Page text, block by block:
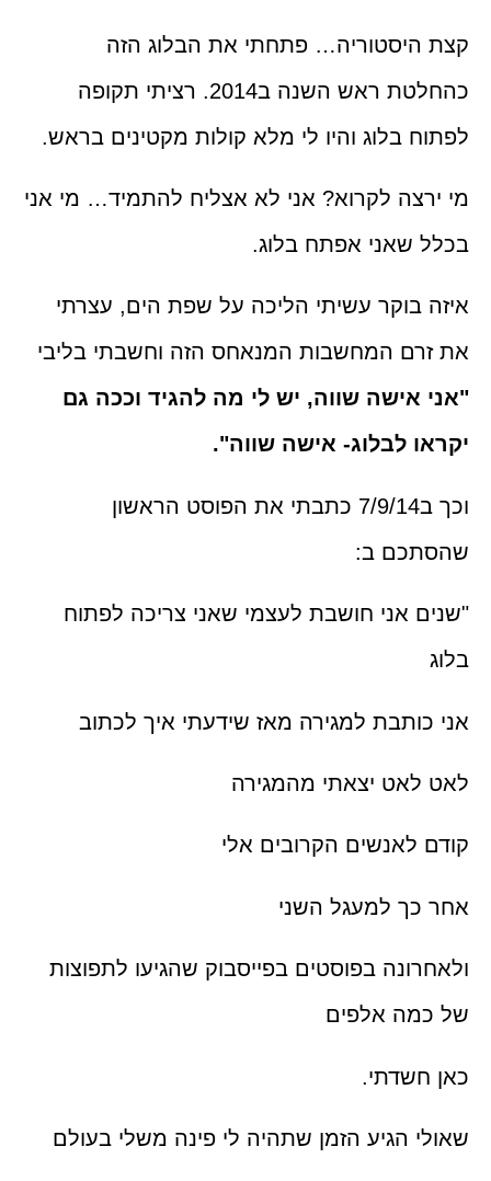
קצת היסטוריה… פתחתי את הבלוג הזה
כהחלטת ראש השנה ב2014. רציתי תקופה
לפתוח בלוג והיו לי מלא קולות מקטינים בראש.
מי ירצה לקרוא? אני לא אצליח להתמיד… מי אני
בכלל שאני אפתח בלוג.
איזה בוקר עשיתי הליכה על שפת הים, עצרתי
את זרם המחשבות המנאחס הזה וחשבתי בליבי
"אני אישה שווה, יש לי מה להגיד וככה גם
יקראו לבלוג- אישה שווה".
וכך ב7/9/14 כתבתי את הפוסט הראשון
שהסתכם ב:
"שנים אני חושבת לעצמי שאני צריכה לפתוח
בלוג
אני כותבת למגירה מאז שידעתי איך לכתוב
לאט לאט יצאתי מהמגירה
קודם לאנשים הקרובים אלי
אחר כך למעגל השני
ולאחרונה בפוסטים בפייסבוק שהגיעו לתפוצות
של כמה אלפים
כאן חשדתי.
שאולי הגיע הזמן שתהיה לי פינה משלי בעולם